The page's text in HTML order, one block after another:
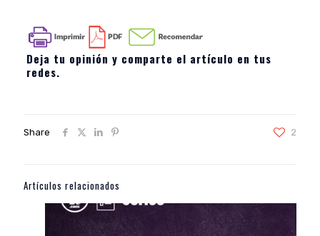
Deja tu opinión y comparte el artículo en tus
redes.
Share 2
Artículos relacionados